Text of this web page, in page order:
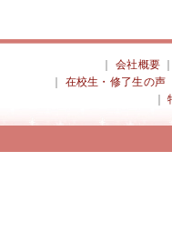
会社概要
在校生・修了生の声
｜